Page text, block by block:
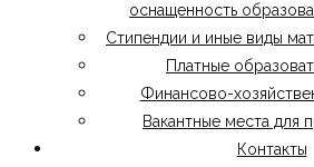
оснащенность
Стипендии и иные виды
Платные
Финансово-
Вакантные места для
Контакты